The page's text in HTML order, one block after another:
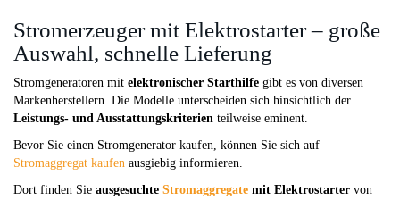
Stromerzeuger mit Elektrostarter – große
Auswahl, schnelle Lieferung
Stromgeneratoren mit elektronischer Starthilfe gibt es von diversen
Markenherstellern. Die Modelle unterscheiden sich hinsichtlich der
Leistungs- und Ausstattungskriterien teilweise eminent.
Bevor Sie einen Stromgenerator kaufen, können Sie sich auf
Stromaggregat kaufen ausgiebig informieren.
Dort finden Sie ausgesuchte Stromaggregate mit Elektrostarter von